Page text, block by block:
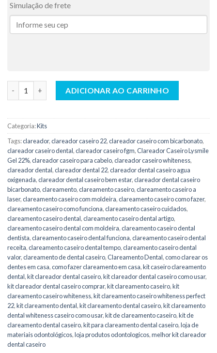
Simulação de frete
ADICIONAR AO CARRINHO
Categoria:Kits
Tags:clareador,clareador caseiro 22,clareador caseiro com bicarbonato,
clareador caseiro dental,clareador caseiro fgm,Clareador Caseiro Lysmile
Gel 22%,clareador caseiro para cabelo,clareador caseiro whiteness,
clareador dental,clareador dental 22,clareador dental caseiro agua
oxigenada,clareador dental caseiro bem estar,clareador dental caseiro
bicarbonato,clareamento,clareamento caseiro,clareamento caseiro a
laser,clareamento caseiro com moldeira,clareamento caseiro como fazer,
clareamento caseiro como funciona,clareamento caseiro cuidados,
clareamento caseiro dental,clareamento caseiro dental artigo,
clareamento caseiro dental com moldeira,clareamento caseiro dental
dentista,clareamento caseiro dental funciona,clareamento caseiro dental
receita,clareamento caseiro dental tempo,clareamento caseiro dental
valor,clareamento de dental caseiro,Clareamento Dental,como clarear os
dentes em casa,como fazer clareamento em casa,kit caseiro clareamento
dental,kit clareador dental caseiro,kit clareador dental caseiro como usar,
kit clareador dental caseiro comprar,kit clareamento caseiro,kit
clareamento caseiro whiteness,kit clareamento caseiro whiteness perfect
22,kit clareamento dental,kit clareamento dental caseiro,kit clareamento
dental whiteness caseiro como usar,kit de clareamento caseiro,kit de
clareamento dental caseiro,kit para clareamento dental caseiro,loja de
materiais odontológicos,loja produtos odontologicos,melhor kit clareador
dental caseiro